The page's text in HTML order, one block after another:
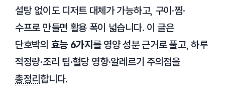
설탕 없이도 디저트 대체가 가능하고, 구이·찜·
수프로 만들면 활용 폭이 넓습니다. 이 글은
단호박의 효능 6가지 를 영양 성분 근거로 풀고, 하루
적정량·조리 팁·혈당 영향·알레르기 주의점을
총정리합니다.